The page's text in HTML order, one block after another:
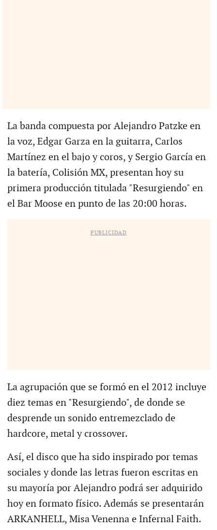
La banda compuesta por Alejandro Patzke en
la voz, Edgar Garza en la guitarra, Carlos
Martínez en el bajo y coros, y Sergio García en
la batería, Colisión MX, presentan hoy su
primera producción titulada "Resurgiendo" en
el Bar Moose en punto de las 20:00 horas.
PUBLICIDAD
La agrupación que se formó en el 2012 incluye
diez temas en "Resurgiendo", de donde se
desprende un sonido entremezclado de
hardcore, metal y crossover.
Así, el disco que ha sido inspirado por temas
sociales y donde las letras fueron escritas en
su mayoría por Alejandro podrá ser adquirido
hoy en formato físico. Además se presentarán
ARKANHELL, Misa Venenna e Infernal Faith.